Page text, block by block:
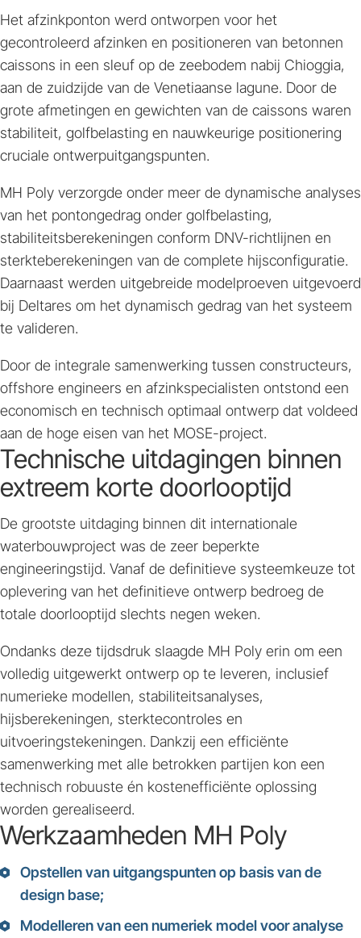
Het afzinkponton werd ontworpen voor het
gecontroleerd afzinken en positioneren van betonnen
caissons in een sleuf op de zeebodem nabij Chioggia,
aan de zuidzijde van de Venetiaanse lagune. Door de
grote afmetingen en gewichten van de caissons waren
stabiliteit, golfbelasting en nauwkeurige positionering
cruciale ontwerpuitgangspunten.
MH Poly verzorgde onder meer de dynamische analyses
van het pontongedrag onder golfbelasting,
stabiliteitsberekeningen conform DNV-richtlijnen en
sterkteberekeningen van de complete hijsconfiguratie.
Daarnaast werden uitgebreide modelproeven uitgevoerd
bij Deltares om het dynamisch gedrag van het systeem
te valideren.
Door de integrale samenwerking tussen constructeurs,
offshore engineers en afzinkspecialisten ontstond een
economisch en technisch optimaal ontwerp dat voldeed
aan de hoge eisen van het MOSE-project.
Technische uitdagingen binnen
extreem korte doorlooptijd
De grootste uitdaging binnen dit internationale
waterbouwproject was de zeer beperkte
engineeringstijd. Vanaf de definitieve systeemkeuze tot
oplevering van het definitieve ontwerp bedroeg de
totale doorlooptijd slechts negen weken.
Ondanks deze tijdsdruk slaagde MH Poly erin om een
volledig uitgewerkt ontwerp op te leveren, inclusief
numerieke modellen, stabiliteitsanalyses,
hijsberekeningen, sterktecontroles en
uitvoeringstekeningen. Dankzij een efficiënte
samenwerking met alle betrokken partijen kon een
technisch robuuste én kostenefficiënte oplossing
worden gerealiseerd.
Werkzaamheden MH Poly
Opstellen van uitgangspunten op basis van de
design base;
Modelleren van een numeriek model voor analyse